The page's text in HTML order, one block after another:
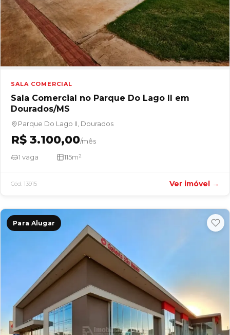
SALA COMERCIAL
Sala Comercial no Parque Do Lago II em
Dourados/MS
Parque Do Lago II, Dourados
R$ 3.100,00/mês
1 vaga
115m²
Cód. 13915 Ver imóvel →
Para Alugar